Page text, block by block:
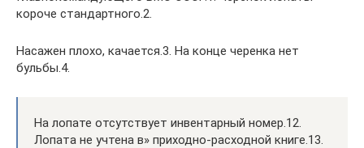
короче стандартного.2.
Насажен плохо, качается.3. На конце черенка нет
бульбы.4.
На лопате отсутствует инвентарный номер.12.
Лопата не учтена в» приходно-расходной книге.13.